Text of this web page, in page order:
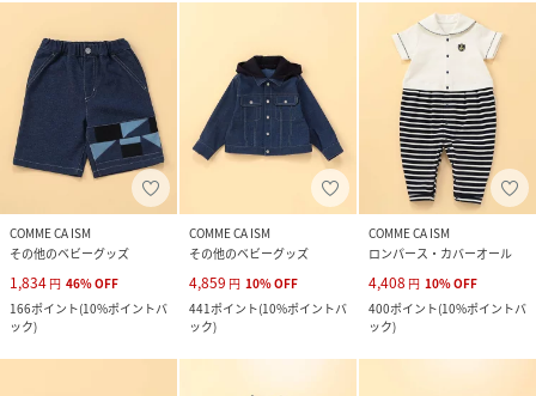
COMME CA ISM
その他のベビーグッズ
1,834 円 46%OFF
166ポイント(10%ポイントバ
ック)
COMME CA ISM
その他のベビーグッズ
4,859 円 10%OFF
441ポイント(10%ポイントバ
ック)
COMME CA ISM
ロンパース・カバーオール
4,408 円 10%OFF
400ポイント(10%ポイントバ
ック)